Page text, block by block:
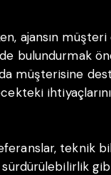
ajansın
bulundurmak
müşterisine
teknik